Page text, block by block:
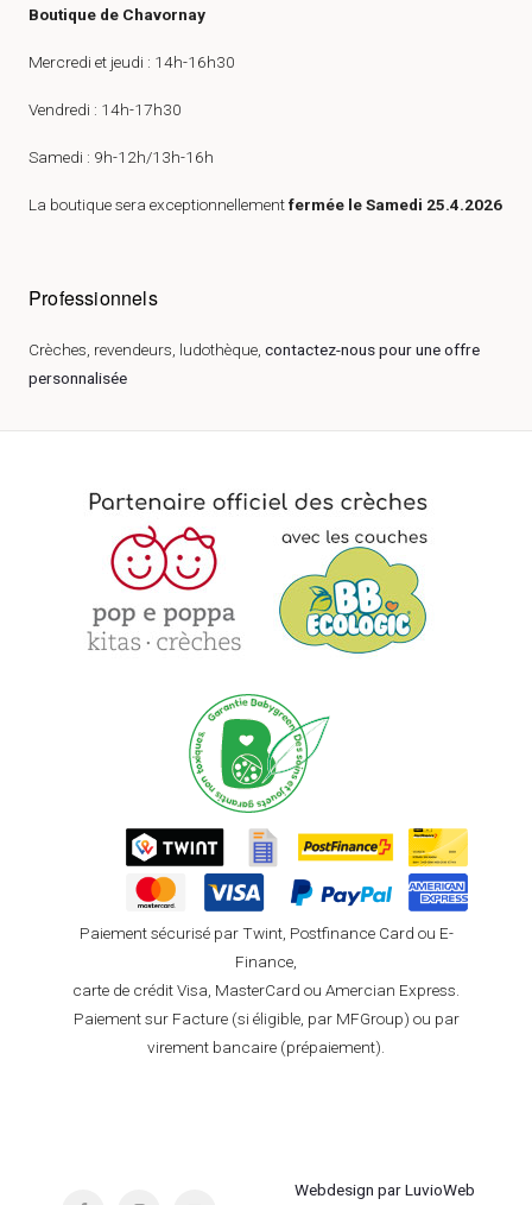
Boutique de Chavornay
Mercredi et jeudi : 14h-16h30
Vendredi : 14h-17h30
Samedi : 9h-12h/13h-16h
La boutique sera exceptionnellementfermée le Samedi 25.4.2026
Professionnels
Crèches, revendeurs, ludothèque, contactez-nous pour une offre
personnalisée
Paiement sécurisé par Twint, Postfinance Card ou E-
Finance,
carte de crédit Visa, MasterCard ou Amercian Express.
Paiement sur Facture (si éligible, par MFGroup) ou par
virement bancaire (prépaiement).
Webdesign par LuvioWeb